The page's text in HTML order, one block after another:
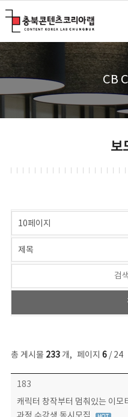
CB
보
총 게시물 233개, 페이지 6/ 24
보도자료 목록 - 번호, 제목, 작성자, 파일, 조회수, 작성일 정보 제공
183
캐릭터 창작부터 멈춰있는 이모